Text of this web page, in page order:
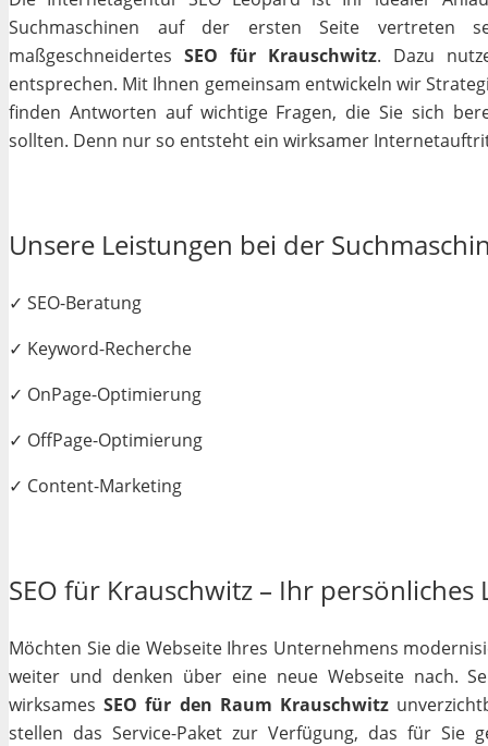
Suchmaschinen auf der ersten Seite vertreten
maßgeschneidertes SEO für Krauschwitz. Dazu
entsprechen. Mit Ihnen gemeinsam entwickeln wir
finden Antworten auf wichtige Fragen, die Sie sich
sollten. Denn nur so entsteht ein wirksamer
Unsere Leistungen bei der
✓ SEO-Beratung
✓ Keyword-Recherche
✓ OnPage-Optimierung
✓ OffPage-Optimierung
✓ Content-Marketing
SEO für Krauschwitz – Ihr
Möchten Sie die Webseite Ihres Unternehmens
weiter und denken über eine neue Webseite nach.
wirksamesSEO für den Raum Krauschwitz
stellen das Service-Paket zur Verfügung, das für Sie